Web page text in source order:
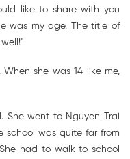
like to share with you
was my age. The title of
she was 14 like me,
She went to Nguyen Trai
school was quite far from
had to walk to school